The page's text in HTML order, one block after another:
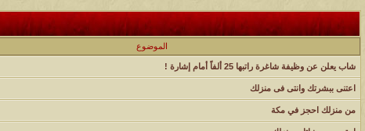
الموضوع
شاب يعلن عن وظيفة شاغرة راتبها 25 ألفاً أمام إشارة !
اعتنى ببشرتك وانتى فى منزلك
من منزلك احجز في مكة